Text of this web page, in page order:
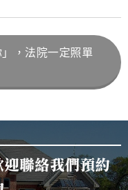
，法院一定照單
聯絡我們預約